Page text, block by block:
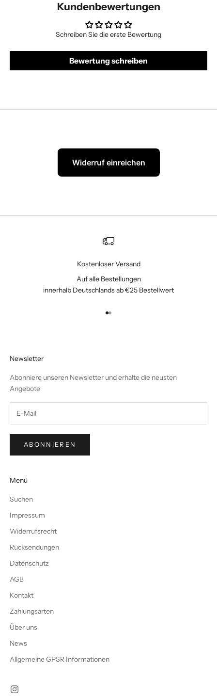
Kundenbewertungen
Schreiben Sie die erste Bewertung
Bewertung schreiben
Widerruf einreichen
Kostenloser Versand
Auf alle Bestellungen
innerhalb Deutschlands ab €25 Bestellwert
Gehe zu Element 1
Gehe zu Element 2
Newsletter
Abonniere unseren Newsletter und erhalte die neusten
Angebote
ABONNIEREN
Menü
Suchen
Impressum
Widerrufsrecht
Rücksendungen
Datenschutz
AGB
Kontakt
Zahlungsarten
Über uns
News
Allgemeine GPSR Informationen